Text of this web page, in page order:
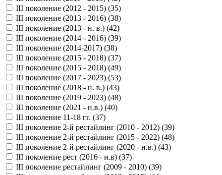
III поколение (2012 - 2015) (35)
III поколение (2013 - 2016) (38)
III поколение (2013 - н. в.) (42)
III поколение (2014 - 2016) (39)
III поколение (2014-2017) (38)
III поколение (2015 - 2018) (37)
III поколение (2015 - 2018) (49)
III поколение (2017 - 2023) (53)
III поколение (2018 - н. в.) (43)
III поколение (2019 - 2023) (48)
III поколение (2021 - н.в.) (40)
III поколение 11-18 гг. (37)
III поколение 2-й рестайлинг (2010 - 2012) (39)
III поколение 2-й рестайлинг (2015 - 2022) (48)
III поколение 2-й рестайлинг (2020 - н.в.) (43)
III поколение рест (2016 - н.в) (37)
III поколение рестайлинг (2009 - 2010) (39)